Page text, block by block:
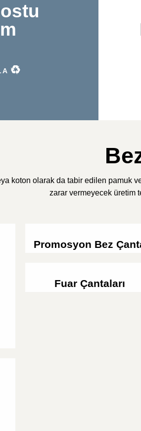
koton olarak da tabir edilen pamuk
zarar vermeyecek üretim
Promosyon Bez
Fuar Çantaları